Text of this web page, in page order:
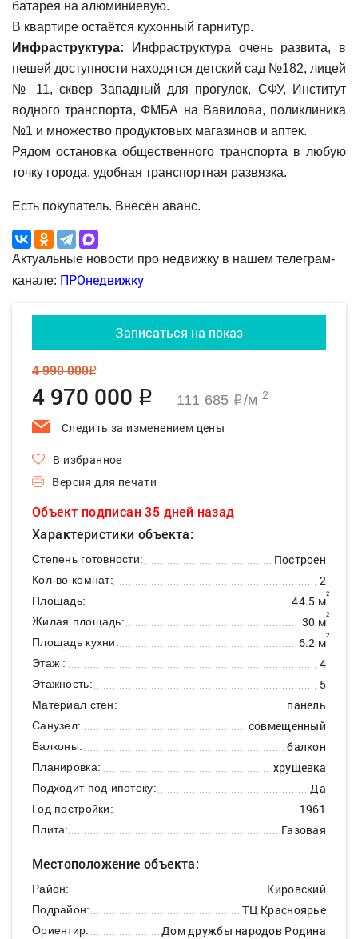
батарея на алюминиевую.
В квартире остаётся кухонный гарнитур.
Инфраструктура: Инфраструктура очень развита, в
пешей доступности находятся детский сад №182, лицей
№ 11, сквер Западный для прогулок, СФУ, Институт
водного транспорта, ФМБА на Вавилова, поликлиника
№1 и множество продуктовых магазинов и аптек.
Рядом остановка общественного транспорта в любую
точку города, удобная транспортная развязка.
Есть покупатель. Внесён аванс.
Актуальные новости про недвижку в нашем телеграм-
канале: ПРОнедвижку
Записаться на показ
4 990 000q
4 970 000 q 111 685 q/м 2
Следить за изменением цены
В избранное
Версия для печати
Объект подписан 35 дней назад
Характеристики объекта:
Степень готовности: Построен
Кол-во комнат: 2
Площадь: 44.5 м2
Жилая площадь: 30 м2
Площадь кухни: 6.2 м2
Этаж : 4
Этажность: 5
Материал стен: панель
Санузел: совмещенный
Балконы: балкон
Планировка: хрущевка
Подходит под ипотеку: Да
Год постройки: 1961
Плита: Газовая
Местоположение объекта:
Район: Кировский
Подрайон: ТЦ Красноярье
Ориентир: Дом дружбы народов Родина